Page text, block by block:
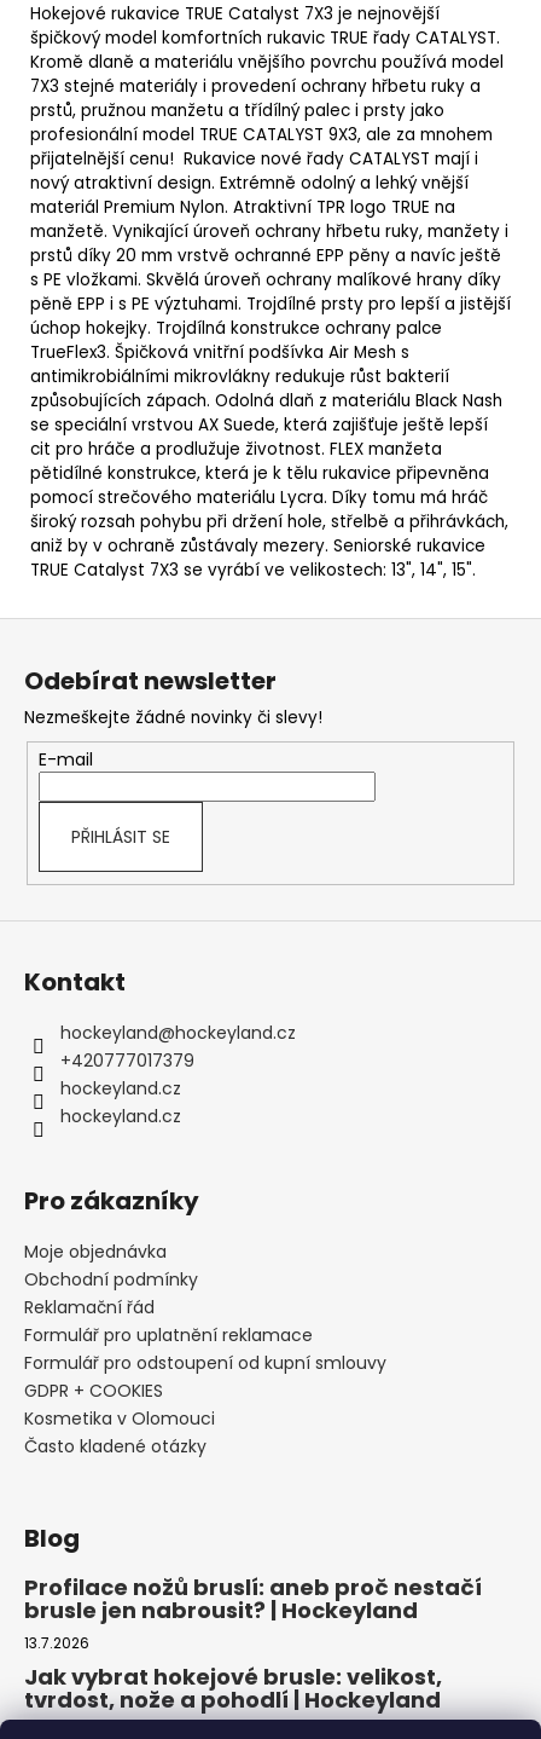
Hokejové rukavice TRUE Catalyst 7X3 je nejnovější
špičkový model komfortních rukavic TRUE řady CATALYST.
Kromě dlaně a materiálu vnějšího povrchu používá model
7X3 stejné materiály i provedení ochrany hřbetu ruky a
prstů, pružnou manžetu a třídílný palec i prsty jako
profesionální model TRUE CATALYST 9X3, ale za mnohem
přijatelnější cenu! Rukavice nové řady CATALYST mají i
nový atraktivní design. Extrémně odolný a lehký vnější
materiál Premium Nylon. Atraktivní TPR logo TRUE na
manžetě. Vynikající úroveň ochrany hřbetu ruky, manžety i
prstů díky 20 mm vrstvě ochranné EPP pěny a navíc ještě
s PE vložkami. Skvělá úroveň ochrany malíkové hrany díky
pěně EPP i s PE výztuhami. Trojdílné prsty pro lepší a jistější
úchop hokejky. Trojdílná konstrukce ochrany palce
TrueFlex3. Špičková vnitřní podšívka Air Mesh s
antimikrobiálními mikrovlákny redukuje růst bakterií
způsobujících zápach. Odolná dlaň z materiálu Black Nash
se speciální vrstvou AX Suede, která zajišťuje ještě lepší
cit pro hráče a prodlužuje životnost. FLEX manžeta
pětidílné konstrukce, která je k tělu rukavice připevněna
pomocí strečového materiálu Lycra. Díky tomu má hráč
široký rozsah pohybu při držení hole, střelbě a přihrávkách,
aniž by v ochraně zůstávaly mezery. Seniorské rukavice
TRUE Catalyst 7X3 se vyrábí ve velikostech: 13", 14", 15".
Z
Odebírat newsletter
Nezmeškejte žádné novinky či slevy!
E-mail
PŘIHLÁSIT SE
Kontakt
hockeyland@hockeyland.cz
+420777017379
hockeyland.cz
hockeyland.cz
Pro zákazníky
Moje objednávka
Obchodní podmínky
Reklamační řád
Formulář pro uplatnění reklamace
Formulář pro odstoupení od kupní smlouvy
GDPR + COOKIES
Kosmetika v Olomouci
Často kladené otázky
Blog
Profilace nožů bruslí: aneb proč nestačí
brusle jen nabrousit? | Hockeyland
13.7.2026
Jak vybrat hokejové brusle: velikost,
tvrdost, nože a pohodlí | Hockeyland